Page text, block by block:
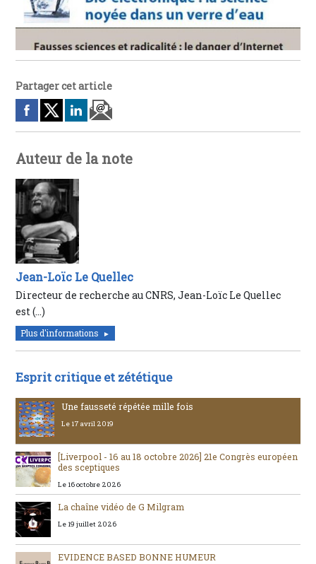
Partager cet article
Auteur de la note
Jean-Loïc Le Quellec
Directeur de recherche au CNRS, Jean-Loïc Le Quellec
est (…)
Plus d'informations
Esprit critique et zététique
Une fausseté répétée mille fois
Le 17 avril 2019
[Liverpool - 16 au 18 octobre 2026] 21e Congrès européen
des sceptiques
Le 16 octobre 2026
La chaîne vidéo de G Milgram
Le 19 juillet 2026
EVIDENCE BASED BONNE HUMEUR